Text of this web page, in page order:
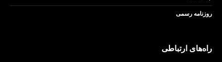
روزنامه رسمی
راه‌های ارتباطی